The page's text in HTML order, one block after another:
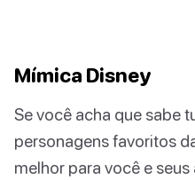
Mímica Disney
Se você acha que sabe
personagens favoritos
melhor para você e